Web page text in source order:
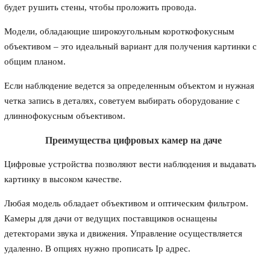
будет рушить стены, чтобы проложить провода.
Модели, обладающие широкоугольным короткофокусным
объективом – это идеальный вариант для получения картинки с
общим планом.
Если наблюдение ведется за определенным объектом и нужная
четка запись в деталях, советуем выбирать оборудование с
длиннофокусным объективом.
Преимущества цифровых камер на даче
Цифровые устройства позволяют вести наблюдения и выдавать
картинку в высоком качестве.
Любая модель обладает объективом и оптическим фильтром.
Камеры для дачи от ведущих поставщиков оснащены
детекторами звука и движения. Управление осуществляется
удаленно. В опциях нужно прописать Ip адрес.